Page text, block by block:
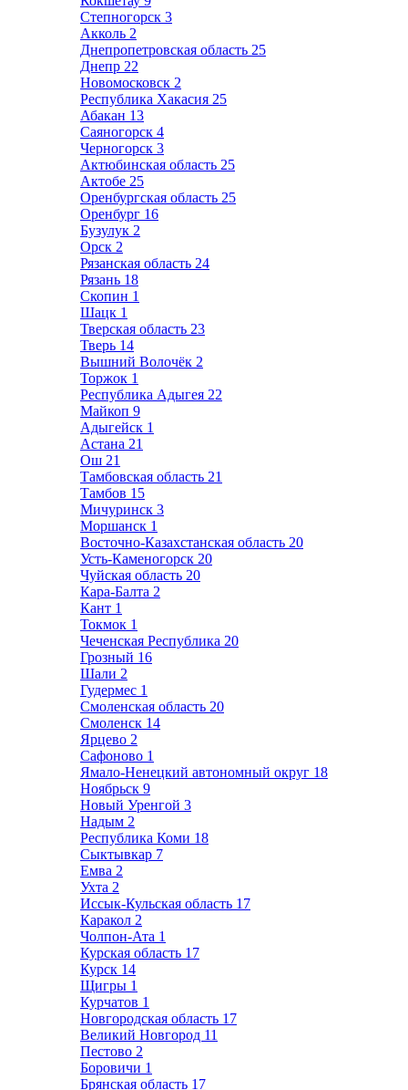
Степногорск 3
Акколь 2
Днепропетровская область 25
Днепр 22
Новомосковск 2
Республика Хакасия 25
Абакан 13
Саяногорск 4
Черногорск 3
Актюбинская область 25
Актобе 25
Оренбургская область 25
Оренбург 16
Бузулук 2
Орск 2
Рязанская область 24
Рязань 18
Скопин 1
Шацк 1
Тверская область 23
Тверь 14
Вышний Волочёк 2
Торжок 1
Республика Адыгея 22
Майкоп 9
Адыгейск 1
Астана 21
Ош 21
Тамбовская область 21
Тамбов 15
Мичуринск 3
Моршанск 1
Восточно-Казахстанская область 20
Усть-Каменогорск 20
Чуйская область 20
Кара-Балта 2
Кант 1
Токмок 1
Чеченская Республика 20
Грозный 16
Шали 2
Гудермес 1
Смоленская область 20
Смоленск 14
Ярцево 2
Сафоново 1
Ямало-Ненецкий автономный округ 18
Ноябрьск 9
Новый Уренгой 3
Надым 2
Республика Коми 18
Сыктывкар 7
Емва 2
Ухта 2
Иссык-Кульская область 17
Каракол 2
Чолпон-Ата 1
Курская область 17
Курск 14
Щигры 1
Курчатов 1
Новгородская область 17
Великий Новгород 11
Пестово 2
Боровичи 1
Брянская область 17